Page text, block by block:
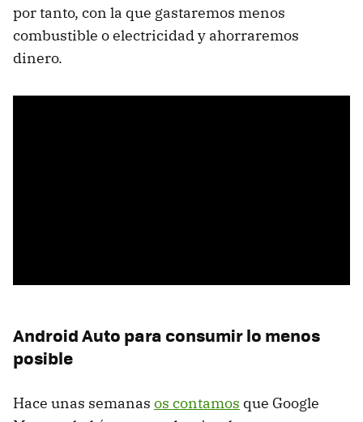
por tanto, con la que gastaremos menos
combustible o electricidad y ahorraremos
dinero.
Android Auto para consumir lo menos
posible
Hace unas semanas os contamos que Google